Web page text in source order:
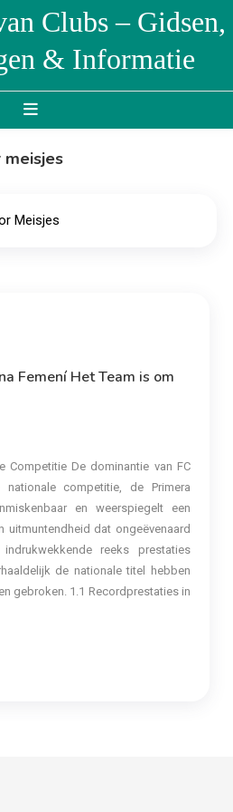
Clubs – Gidsen,
& Informatie
meisjes
Meisjes
Femení Het Team is om
Competitie De dominantie van FC
competitie, de Primera
en weerspiegelt een
uitmuntendheid dat ongeëvenaard
reeks prestaties
de nationale titel hebben
gebroken. 1.1 Recordprestaties in